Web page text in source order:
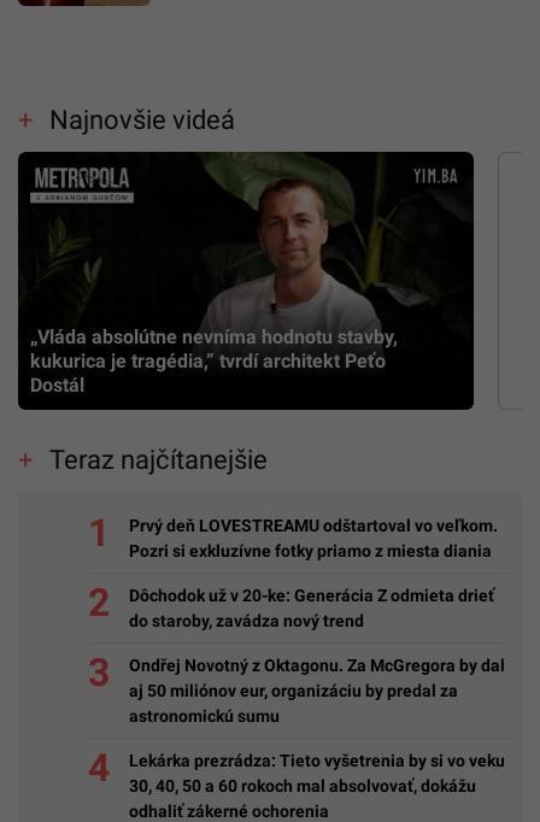
Najnovšie videá
„Vláda absolútne nevníma hodnotu stavby,
kukurica je tragédia,” tvrdí architekt Peťo
Dostál
Teraz najčítanejšie
Prvý deň LOVESTREAMU odštartoval vo veľkom.
Pozri si exkluzívne fotky priamo z miesta diania
Dôchodok už v 20-ke: Generácia Z odmieta drieť
do staroby, zavádza nový trend
Ondřej Novotný z Oktagonu. Za McGregora by dal
aj 50 miliónov eur, organizáciu by predal za
astronomickú sumu
Lekárka prezrádza: Tieto vyšetrenia by si vo veku
30, 40, 50 a 60 rokoch mal absolvovať, dokážu
odhaliť zákerné ochorenia